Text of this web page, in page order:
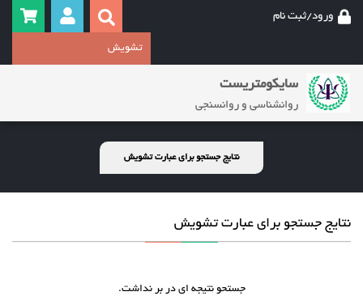
ورود/ثبت نام
سایکومتریست
روانشناسی و روانسنجی
نتایج جستجو برای عبارت تشویش
نتایج جستجو برای عبارت تشویش
جستحو نتیجه ای در بر نداشت.